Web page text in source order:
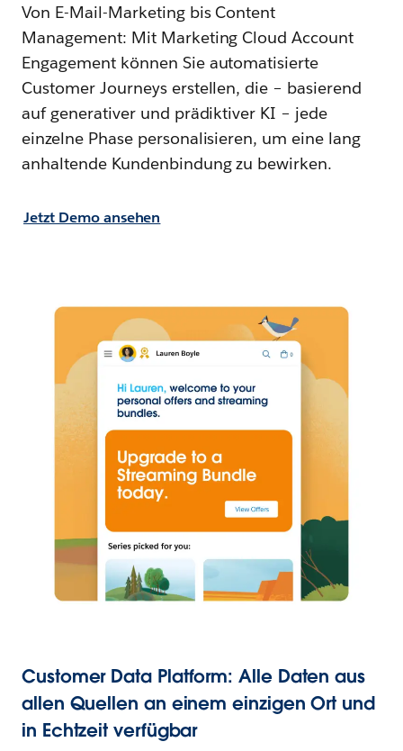
Von E-Mail-Marketing bis Content
Management: Mit Marketing Cloud Account
Engagement können Sie automatisierte
Customer Journeys erstellen, die – basierend
auf generativer und prädiktiver KI – jede
einzelne Phase personalisieren, um eine lang
anhaltende Kundenbindung zu bewirken.
Jetzt Demo ansehen
Customer Data Platform: Alle Daten aus
allen Quellen an einem einzigen Ort und
in Echtzeit verfügbar